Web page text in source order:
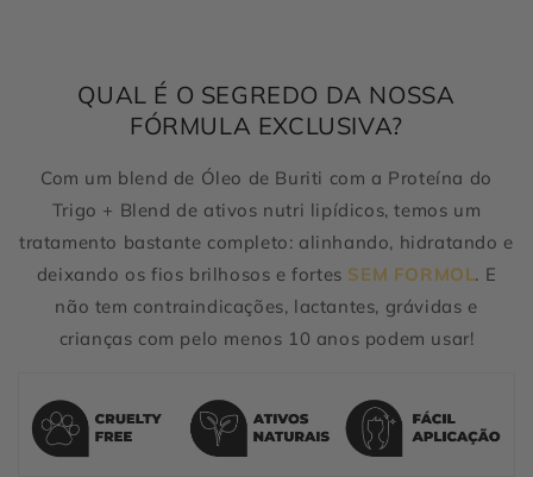
QUAL É O SEGREDO DA NOSSA
FÓRMULA EXCLUSIVA?
Com um blend de Óleo de Buriti com a Proteína do
Trigo + Blend de ativos nutri lipídicos, temos um
tratamento bastante completo: alinhando, hidratando e
deixando os fios brilhosos e fortes SEM FORMOL. E
não tem contraindicações, lactantes, grávidas e
crianças com pelo menos 10 anos podem usar!